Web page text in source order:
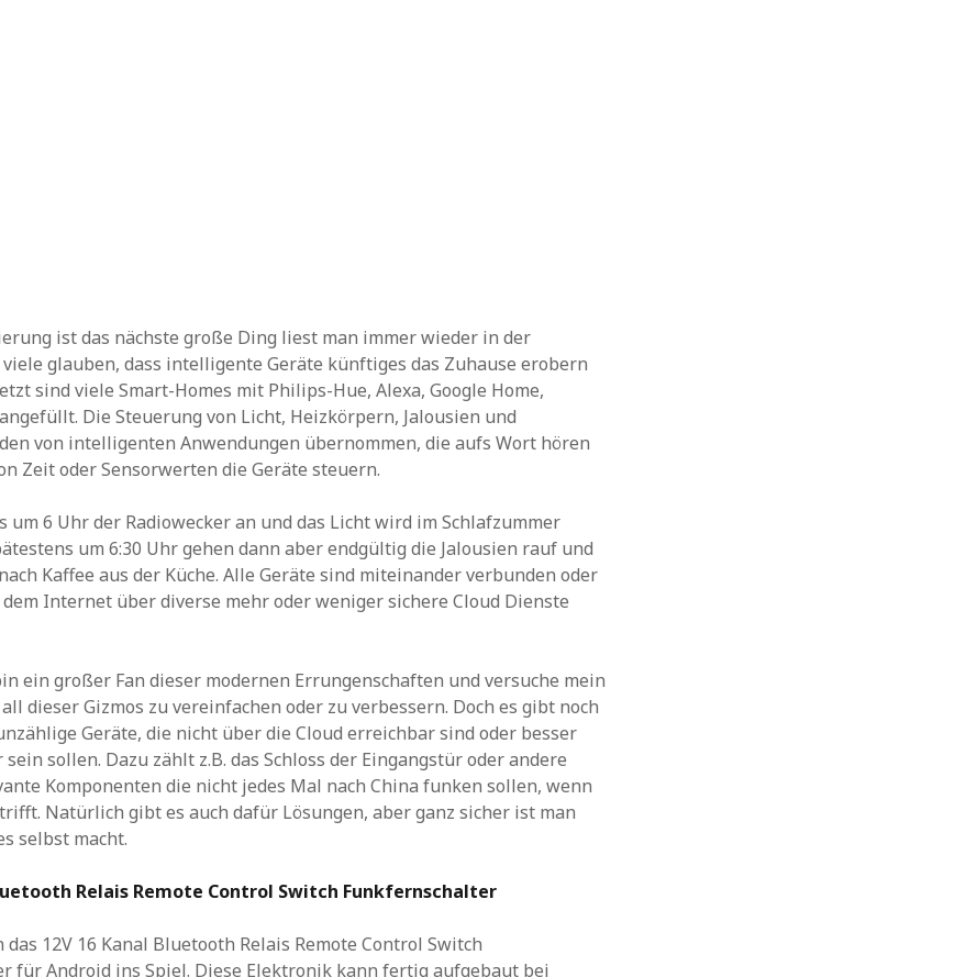
ist das nächste große Ding liest man immer wieder in der
viele glauben, dass intelligente Geräte künftiges das Zuhause erobern
sind viele Smart-Homes mit Philips-Hue, Alexa, Google Home,
Die Steuerung von Licht, Heizkörpern, Jalousien und
von intelligenten Anwendungen übernommen, die aufs Wort hören
Zeit oder Sensorwerten die Geräte steuern.
um 6 Uhr der Radiowecker an und das Licht wird im Schlafzummer
um 6:30 Uhr gehen dann aber endgültig die Jalousien rauf und
Kaffee aus der Küche. Alle Geräte sind miteinander verbunden oder
Internet über diverse mehr oder weniger sichere Cloud Dienste
ein großer Fan dieser modernen Errungenschaften und versuche mein
dieser Gizmos zu vereinfachen oder zu verbessern. Doch es gibt noch
Geräte, die nicht über die Cloud erreichbar sind oder besser
sollen. Dazu zählt z.B. das Schloss der Eingangstür oder andere
Komponenten die nicht jedes Mal nach China funken sollen, wenn
Natürlich gibt es auch dafür Lösungen, aber ganz sicher ist man
selbst macht.
Relais Remote Control Switch Funkfernschalter
12V 16 Kanal Bluetooth Relais Remote Control Switch
für Android ins Spiel. Diese Elektronik kann fertig aufgebaut bei